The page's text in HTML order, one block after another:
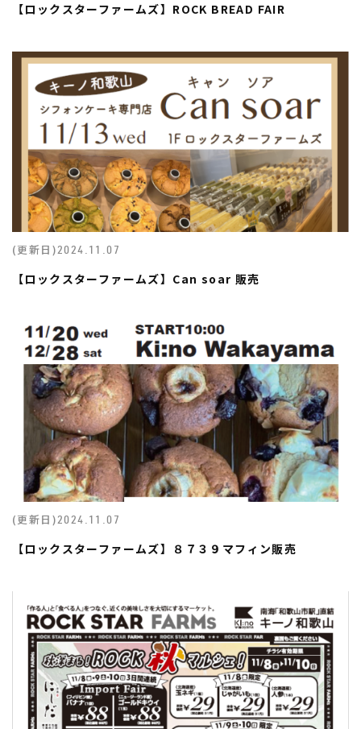
【ロックスターファームズ】ROCK BREAD FAIR
(更新日)2024.11.07
【ロックスターファームズ】Can soar 販売
(更新日)2024.11.07
【ロックスターファームズ】８７３９マフィン販売